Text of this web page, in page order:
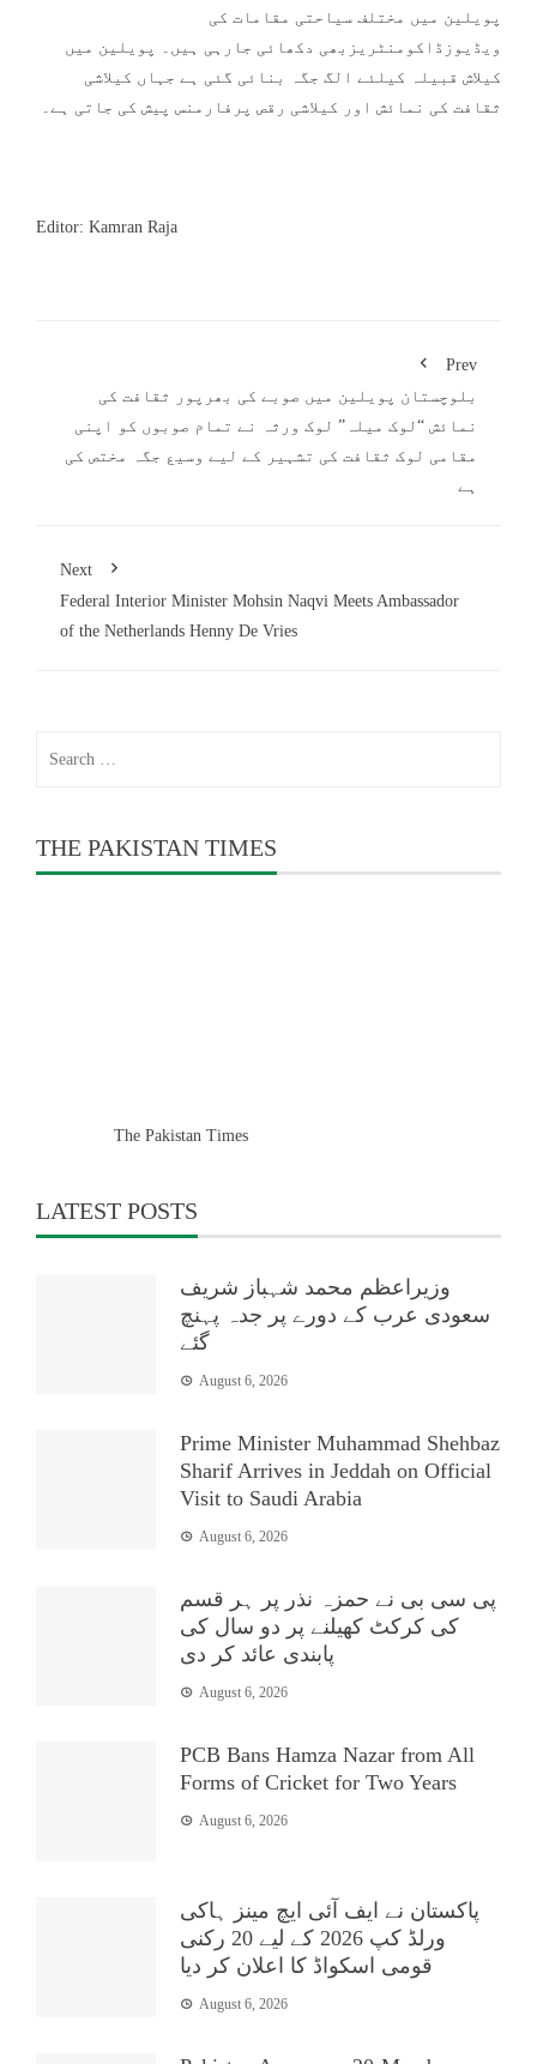
پویلین میں مختلف سیاحتی مقامات کی
ویڈیوزڈاکومنٹریزبھی دکھائی جارہی ہیں۔ پویلین میں
کیلاش قبیلہ کیلئے الگ جگہ بنائی گئی ہے جہاں کیلاشی
ثقافت کی نمائش اور کیلاشی رقص پرفارمنس پیش کی جاتی ہے۔
Editor: Kamran Raja
Prev
بلوچستان پویلین میں صوبے کی بھرپور ثقافت کی
نمائش “لوک میلہ” لوک ورثہ نے تمام صوبوں کو اپنی
مقامی لوک ثقافت کی تشہیر کے لیے وسیع جگہ مختص کی
ہے
Next
Federal Interior Minister Mohsin Naqvi Meets Ambassador
of the Netherlands Henny De Vries
THE PAKISTAN TIMES
The Pakistan Times
LATEST POSTS
وزیراعظم محمد شہباز شریف
سعودی عرب کے دورے پر جدہ پہنچ
گئے
August 6, 2026
Prime Minister Muhammad Shehbaz
Sharif Arrives in Jeddah on Official
Visit to Saudi Arabia
August 6, 2026
پی سی بی نے حمزہ نذر پر ہر قسم
کی کرکٹ کھیلنے پر دو سال کی
پابندی عائد کر دی
August 6, 2026
PCB Bans Hamza Nazar from All
Forms of Cricket for Two Years
August 6, 2026
پاکستان نے ایف آئی ایچ مینز ہاکی
ورلڈ کپ 2026 کے لیے 20 رکنی
قومی اسکواڈ کا اعلان کر دیا
August 6, 2026